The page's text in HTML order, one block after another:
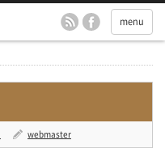
menu
webmaster